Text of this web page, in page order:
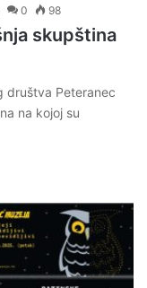
0 98
skupština
društva Peteranec
na kojoj su